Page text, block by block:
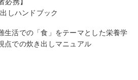
しハンドブック
生活での「食」をテーマとした栄養学
点での炊き出しマニュアル